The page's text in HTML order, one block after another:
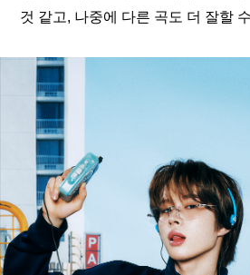
것 같고, 나중에 다른 곡도 더 잘할